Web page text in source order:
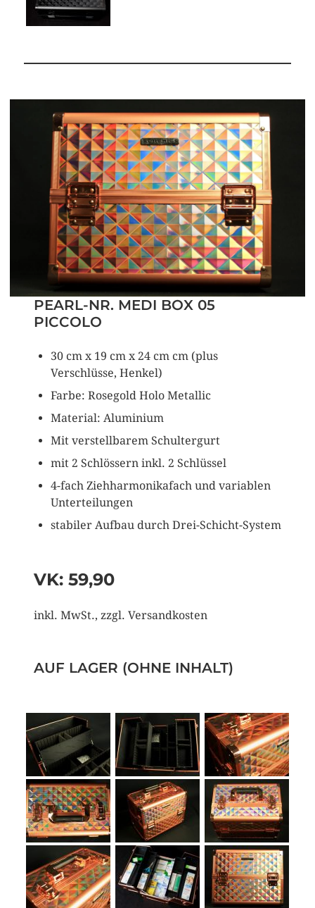
PEARL-NR. MEDI BOX 05
PICCOLO
30 cm x 19 cm x 24 cm cm (plus
Verschlüsse, Henkel)
Farbe: Rosegold Holo Metallic
Material: Aluminium
Mit verstellbarem Schultergurt
mit 2 Schlössern inkl. 2 Schlüssel
4-fach Ziehharmonikafach und variablen
Unterteilungen
stabiler Aufbau durch Drei-Schicht-System
VK: 59,90
inkl. MwSt., zzgl. Versandkosten
AUF LAGER (OHNE INHALT)